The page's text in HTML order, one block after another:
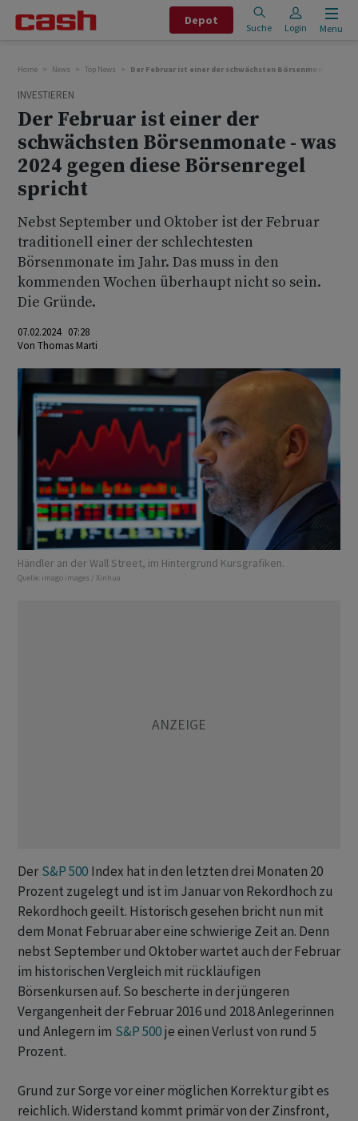
Depot
Suche Login Menu
Home News Top News Der Februar ist einer der schwächsten Börsenmonate -
INVESTIEREN
Der Februar ist einer der
schwächsten Börsenmonate - was
2024 gegen diese Börsenregel
spricht
Nebst September und Oktober ist der Februar
traditionell einer der schlechtesten
Börsenmonate im Jahr. Das muss in den
kommenden Wochen überhaupt nicht so sein.
Die Gründe.
07.02.2024 07:28
Von Thomas Marti
Händler an der Wall Street, im Hintergrund Kursgrafiken.
Quelle: imago images / Xinhua
Der S&P 500 Index hat in den letzten drei Monaten 20
Prozent zugelegt und ist im Januar von Rekordhoch zu
Rekordhoch geeilt. Historisch gesehen bricht nun mit
dem Monat Februar aber eine schwierige Zeit an. Denn
nebst September und Oktober wartet auch der Februar
im historischen Vergleich mit rückläufigen
Börsenkursen auf. So bescherte in der jüngeren
Vergangenheit der Februar 2016 und 2018 Anlegerinnen
und Anlegern im S&P 500je einen Verlust von rund 5
Prozent.
Grund zur Sorge vor einer möglichen Korrektur gibt es
reichlich. Widerstand kommt primär von der Zinsfront,